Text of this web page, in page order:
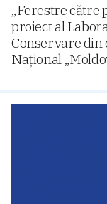
„Ferestre
proiect al
Conservare din
Naţional